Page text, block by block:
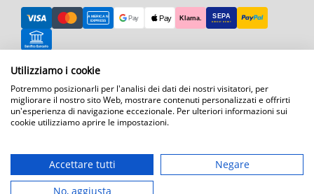
RETOUR FACILE
ASSISTANCE TÉLÉPHONIQUE ET CARTE
EXPÉDITION RAPIDE
Expédition par courrier express dans toute l'Europe
T.immagine | agenzia di marketing
Utilizziamo i cookie
Potremmo posizionarli per l'analisi dei dati dei nostri visitatori, per
migliorare il nostro sito Web, mostrare contenuti personalizzati e offrirti
un'esperienza di navigazione eccezionale. Per ulteriori informazioni sui
cookie utilizziamo aprire le impostazioni.
Accettare tutti Negare
No, aggiusta